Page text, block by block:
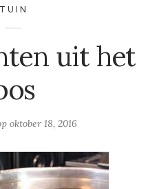
TUIN
uit het
oktober 18, 2016